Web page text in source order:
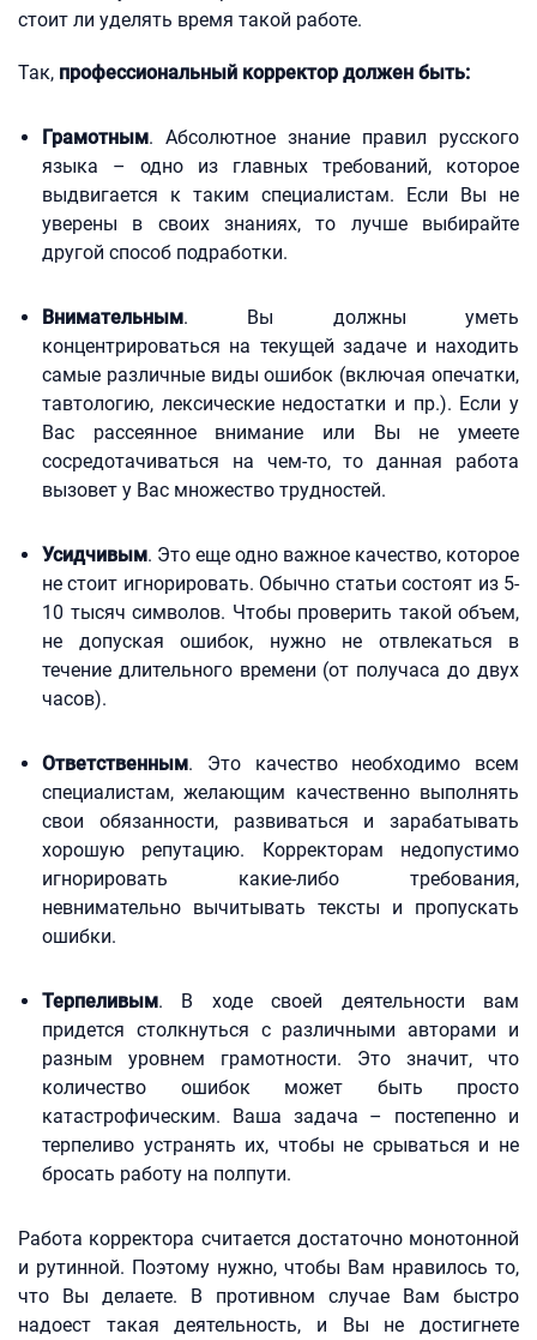
стоит ли уделять время такой работе.
Так, профессиональный корректор должен быть:
Грамотным. Абсолютное знание правил русского
языка – одно из главных требований, которое
выдвигается к таким специалистам. Если Вы не
уверены в своих знаниях, то лучше выбирайте
другой способ подработки.
Внимательным. Вы должны уметь
концентрироваться на текущей задаче и находить
самые различные виды ошибок (включая опечатки,
тавтологию, лексические недостатки и пр.). Если у
Вас рассеянное внимание или Вы не умеете
сосредотачиваться на чем-то, то данная работа
вызовет у Вас множество трудностей.
Усидчивым. Это еще одно важное качество, которое
не стоит игнорировать. Обычно статьи состоят из 5-
10 тысяч символов. Чтобы проверить такой объем,
не допуская ошибок, нужно не отвлекаться в
течение длительного времени (от получаса до двух
часов).
Ответственным. Это качество необходимо всем
специалистам, желающим качественно выполнять
свои обязанности, развиваться и зарабатывать
хорошую репутацию. Корректорам недопустимо
игнорировать какие-либо требования,
невнимательно вычитывать тексты и пропускать
ошибки.
Терпеливым. В ходе своей деятельности вам
придется столкнуться с различными авторами и
разным уровнем грамотности. Это значит, что
количество ошибок может быть просто
катастрофическим. Ваша задача – постепенно и
терпеливо устранять их, чтобы не срываться и не
бросать работу на полпути.
Работа корректора считается достаточно монотонной
и рутинной. Поэтому нужно, чтобы Вам нравилось то,
что Вы делаете. В противном случае Вам быстро
надоест такая деятельность, и Вы не достигнете